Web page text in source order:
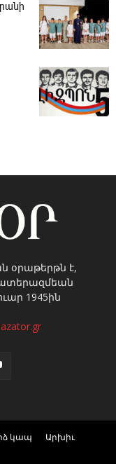
օրաթերթն է,
1945ին
կապ
Արխիւ